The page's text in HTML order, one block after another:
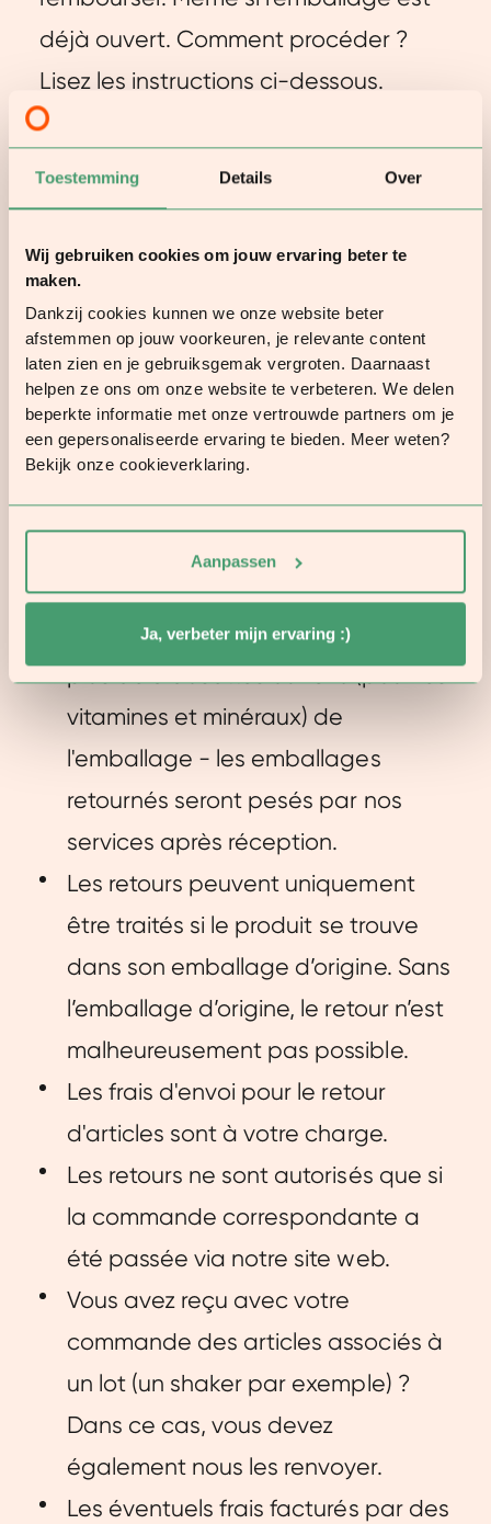
Toestemming Details Over
Wij gebruiken cookies om jouw ervaring beter te
maken.
Dankzij cookies kunnen we onze website beter
afstemmen op jouw voorkeuren, je relevante content
laten zien en je gebruiksgemak vergroten. Daarnaast
helpen ze ons om onze website te verbeteren. We delen
beperkte informatie met onze vertrouwde partners om je
een gepersonaliseerde ervaring te bieden. Meer weten?
Bekijk onze cookieverklaring.
Aanpassen
Ja, verbeter mijn ervaring :)
déjà ouvert. Comment procéder ?
Lisez les instructions ci-dessous.
Comment retourner un produit ?
Envoyez-nous un e-mail via
hallo@orangefit.nl, et faites-nous
savoir que vous voulez nous renvoyer
un article.
Quelles sont les conditions à
respecter ?
Les retours peuvent intervenir dans
un délai de 14 jours maximum après
la réception de votre commande.
Vous ne devez pas avoir extrait
plus de 5 dosettes ou 10 % (pour les
vitamines et minéraux) de
l'emballage - les emballages
retournés seront pesés par nos
services après réception.
Les retours peuvent uniquement
être traités si le produit se trouve
dans son emballage d’origine. Sans
l’emballage d’origine, le retour n’est
malheureusement pas possible.
Les frais d'envoi pour le retour
d'articles sont à votre charge.
Les retours ne sont autorisés que si
la commande correspondante a
été passée via notre site web.
Vous avez reçu avec votre
commande des articles associés à
un lot (un shaker par exemple) ?
Dans ce cas, vous devez
également nous les renvoyer.
Les éventuels frais facturés par des